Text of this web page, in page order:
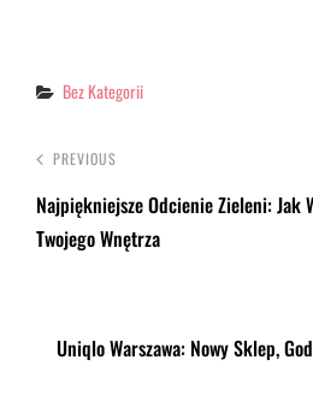
Categories
Bez Kategorii
PREVIOUS
Najpiękniejsze Odcienie Zieleni: Jak
Twojego Wnętrza
Uniqlo Warszawa: Nowy Sklep,